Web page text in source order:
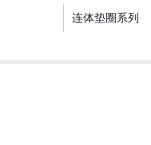
连体垫圈系列